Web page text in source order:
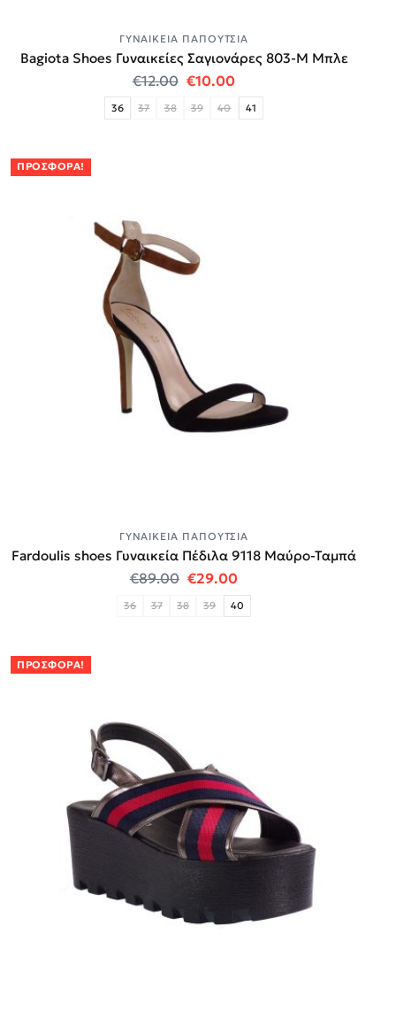
ΓΥΝΑΙΚΕΊΑ ΠΑΠΟΎΤΣΙΑ
Bagiota Shoes Γυναικείες Σαγιονάρες 803-Μ Μπλε
€12.00 Original price was: €12.00.
€10.00Η τρέχουσα τιμή
36 37 38 39 40 41
ΠΡΟΣΦΟΡΆ!
ΓΥΝΑΙΚΕΊΑ ΠΑΠΟΎΤΣΙΑ
Fardoulis shoes Γυναικεία Πέδιλα 9118 Μαύρο-Ταμπά
€89.00 Original price was: €89.00.
€29.00Η τρέχουσα τιμή
36 37 38 39 40
ΠΡΟΣΦΟΡΆ!